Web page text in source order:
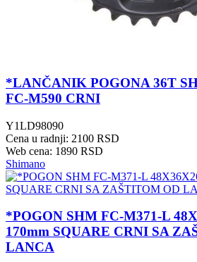
*LANČANIK POGONA 36T
FC-M590 CRNI
Y1LD98090
Cena u radnji: 2100 RSD
Web cena: 1890 RSD
Shimano
*POGON SHM FC-M371-L
170mm SQUARE CRNI SA
LANCA